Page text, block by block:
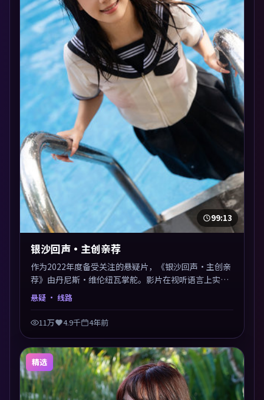
99:13
银沙回声·主创亲荐
作为2022年度备受关注的悬疑片，《银沙回声·主创亲
荐》由丹尼斯·维伦纽瓦掌舵。影片在视听语言上实验
性与可看性兼顾，人物关系错综复杂，后劲十足。美术
悬疑 · 线路
11万 4.9千 4年前
精选